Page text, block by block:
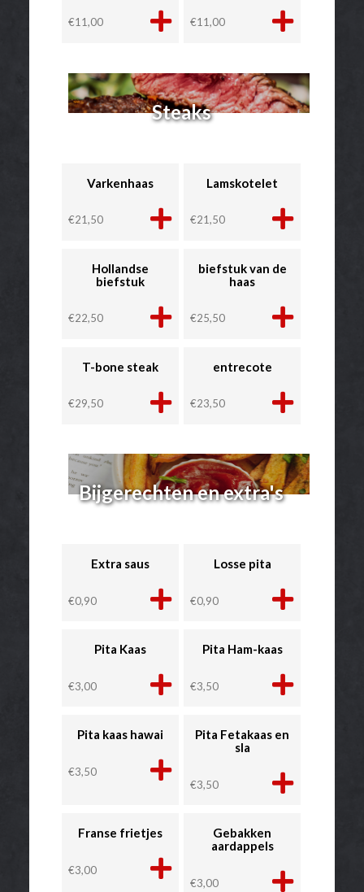
€11,00 €11,00
Steaks
Varkenhaas
€21,50
Lamskotelet
€21,50
Hollandse
biefstuk
€22,50
biefstuk van de
haas
€25,50
T-bone steak
€29,50
entrecote
€23,50
Bijgerechten en extra's
Extra saus
€0,90
Losse pita
€0,90
Pita Kaas
€3,00
Pita Ham-kaas
€3,50
Pita kaas hawai
€3,50
Pita Fetakaas en
sla
€3,50
Franse frietjes
€3,00
Gebakken
aardappels
€3,00